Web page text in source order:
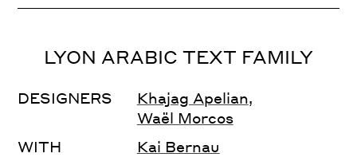
LYON ARABIC TEXT FAMILY
DESIGNERS Khajag Apelian,
Waël Morcos
WITH
Kai Bernau